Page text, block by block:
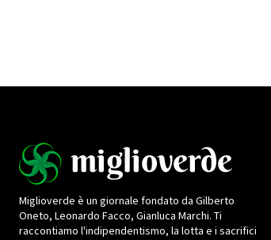
Miglioverde è un giornale fondato da Gilberto
Oneto, Leonardo Facco, Gianluca Marchi. Ti
raccontiamo l'indipendentismo, la lotta e i sacrifici